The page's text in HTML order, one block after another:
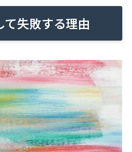
て失敗する理由